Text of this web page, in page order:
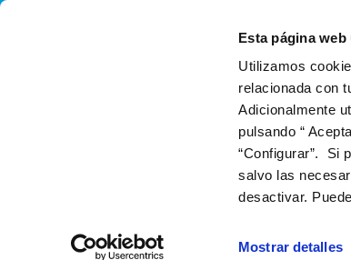
Esta página
Utilizamos
relacionada con
Adicionalmente
pulsando “
“Configurar”. Si
salvo las
desactivar.
Mostrar detalles